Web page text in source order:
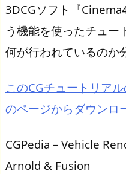
3DCGソフト『
う機能を使ったチュー
何が行われているのか
このCGチュートリア
のページからダウンロ
CGPedia – Vehicle
Arnold & Fusion